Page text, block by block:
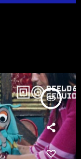
insert_link